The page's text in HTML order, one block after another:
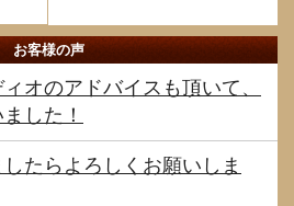
お客様の声
オのアドバイスも頂いて、
した！
たらよろしくお願いしま